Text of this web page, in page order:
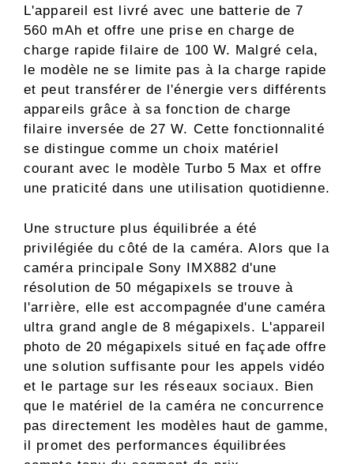
L'appareil est livré avec une batterie de 7
560 mAh et offre une prise en charge de
charge rapide filaire de 100 W. Malgré cela,
le modèle ne se limite pas à la charge rapide
et peut transférer de l'énergie vers différents
appareils grâce à sa fonction de charge
filaire inversée de 27 W. Cette fonctionnalité
se distingue comme un choix matériel
courant avec le modèle Turbo 5 Max et offre
une praticité dans une utilisation quotidienne.
Une structure plus équilibrée a été
privilégiée du côté de la caméra. Alors que la
caméra principale Sony IMX882 d'une
résolution de 50 mégapixels se trouve à
l'arrière, elle est accompagnée d'une caméra
ultra grand angle de 8 mégapixels. L'appareil
photo de 20 mégapixels situé en façade offre
une solution suffisante pour les appels vidéo
et le partage sur les réseaux sociaux. Bien
que le matériel de la caméra ne concurrence
pas directement les modèles haut de gamme,
il promet des performances équilibrées